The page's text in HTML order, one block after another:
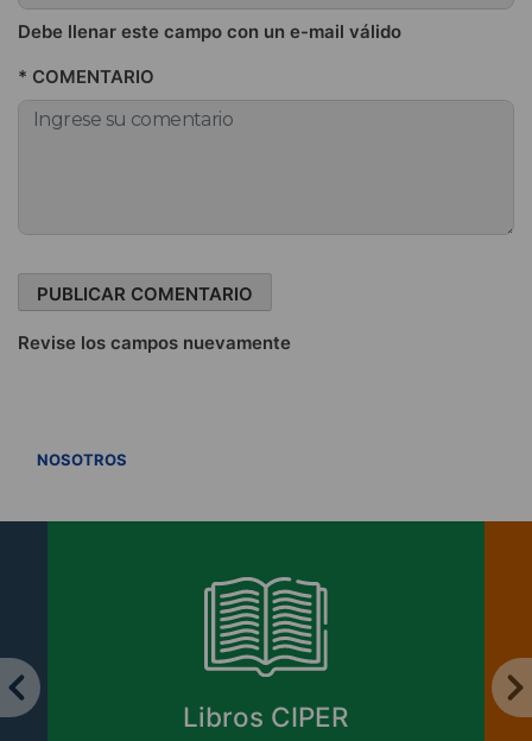
Debe llenar este campo con un e-mail válido
* COMENTARIO
Revise los campos nuevamente
NOSOTROS
Libros CIPER